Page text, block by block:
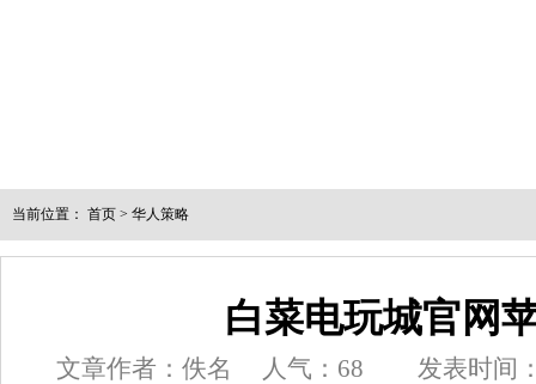
当前位置： 首页 > 华人策略
白菜电玩城官网
文章作者：佚名 人气： 68 发表时间